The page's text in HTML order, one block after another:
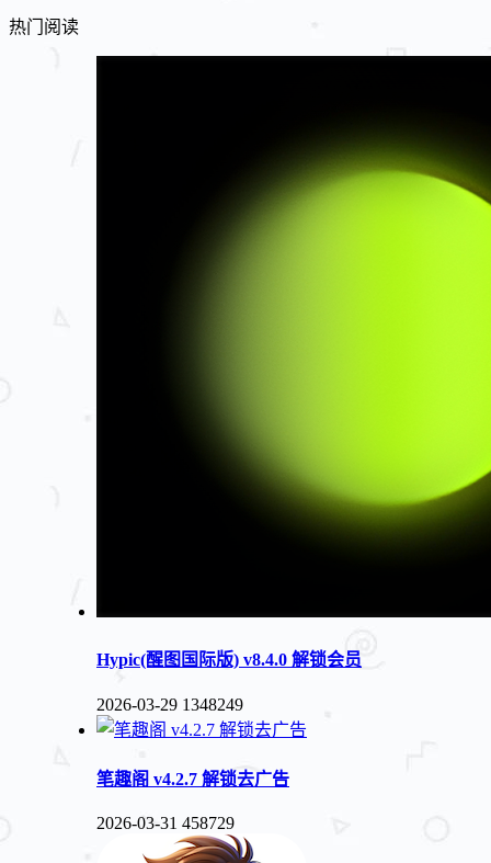
热门阅读
Hypic(醒图国际版) v8.4.0 解锁会员
2026-03-29 1348249
笔趣阁 v4.2.7 解锁去广告
2026-03-31 458729